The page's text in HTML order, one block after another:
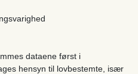
dataene først i
hensyn til lovbestemte, især